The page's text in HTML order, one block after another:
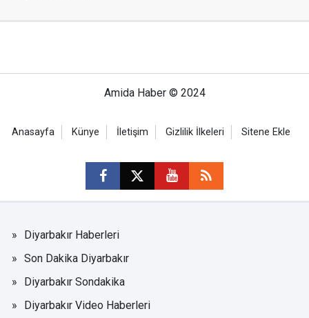
Amida Haber © 2024
Anasayfa Künye İletişim Gizlilik İlkeleri Sitene Ekle
Diyarbakır Haberleri
Son Dakika Diyarbakır
Diyarbakır Sondakika
Diyarbakır Video Haberleri